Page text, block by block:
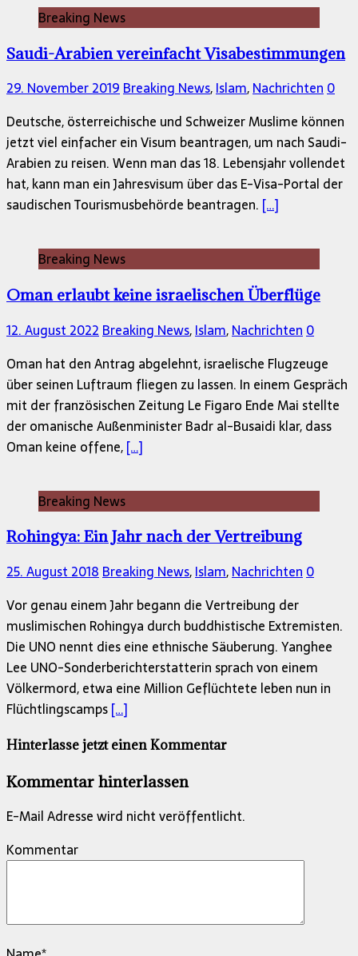
Breaking News
Saudi-Arabien vereinfacht Visabestimmungen
29. November 2019Breaking News,Islam,Nachrichten0
Deutsche, österreichische und Schweizer Muslime können
jetzt viel einfacher ein Visum beantragen, um nach Saudi-
Arabien zu reisen. Wenn man das 18. Lebensjahr vollendet
hat, kann man ein Jahresvisum über das E-Visa-Portal der
saudischen Tourismusbehörde beantragen. […]
Breaking News
Oman erlaubt keine israelischen Überflüge
12. August 2022 Breaking News,Islam,Nachrichten 0
Oman hat den Antrag abgelehnt, israelische Flugzeuge
über seinen Luftraum fliegen zu lassen. In einem Gespräch
mit der französischen Zeitung Le Figaro Ende Mai stellte
der omanische Außenminister Badr al-Busaidi klar, dass
Oman keine offene,[…]
Breaking News
Rohingya: Ein Jahr nach der Vertreibung
25. August 2018 Breaking News,Islam,Nachrichten 0
Vor genau einem Jahr begann die Vertreibung der
muslimischen Rohingya durch buddhistische Extremisten.
Die UNO nennt dies eine ethnische Säuberung. Yanghee
Lee UNO-Sonderberichterstatterin sprach von einem
Völkermord, etwa eine Million Geflüchtete leben nun in
Flüchtlingscamps[…]
Hinterlasse jetzt einen Kommentar
Kommentar hinterlassen
E-Mail Adresse wird nicht veröffentlicht.
Kommentar